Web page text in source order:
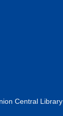
Central Library